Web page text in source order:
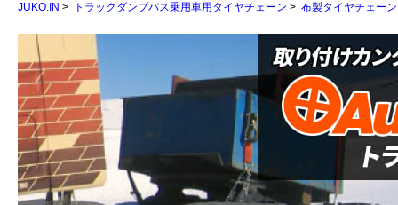
JUKO.IN > トラックダンプバス乗用車用タイヤチェーン > 布製タイヤチェー